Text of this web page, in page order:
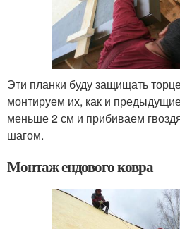
Эти планки буду защищать
монтируем их, как и
меньше 2 см и прибиваем
шагом.
Монтаж ендового ковра